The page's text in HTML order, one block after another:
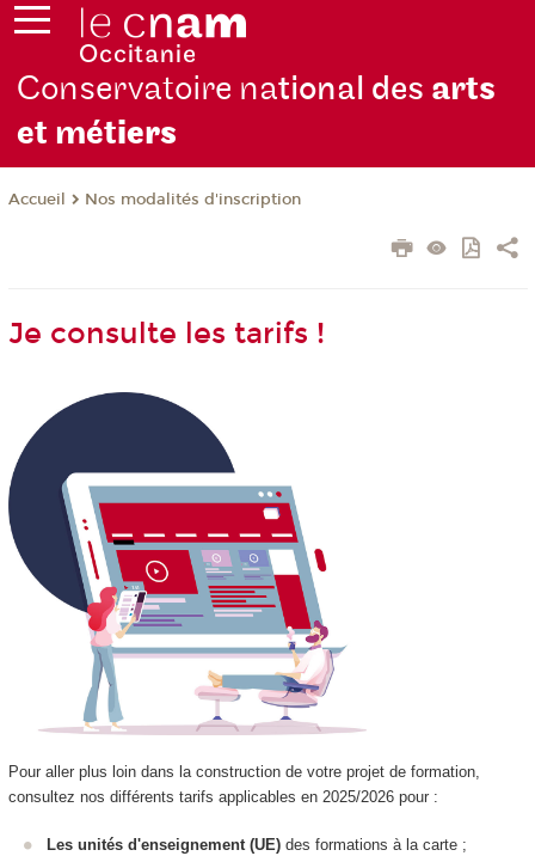
Conservatoire national des arts
et métiers
Accueil Nos modalités d'inscription
Je consulte les tarifs !
Pour aller plus loin dans la construction de votre projet de formation,
consultez nos différents tarifs applicables en 2025/2026 pour :
Les unités d'enseignement(UE) des formations à la carte ;